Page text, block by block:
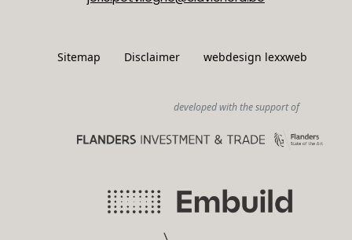
Sitemap Disclaimer webdesign lexxweb
developed with the support of